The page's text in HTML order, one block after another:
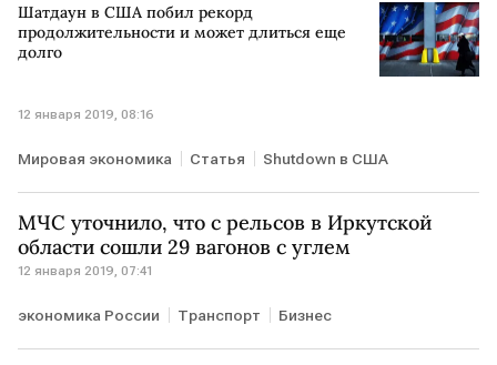
Шатдаун в США побил рекорд
продолжительности и может длиться еще
долго
12 января 2019, 08:16
Мировая экономика Статья Shutdown в США
МЧС уточнило, что с рельсов в Иркутской
области сошли 29 вагонов с углем
12 января 2019, 07:41
экономика России Транспорт Бизнес